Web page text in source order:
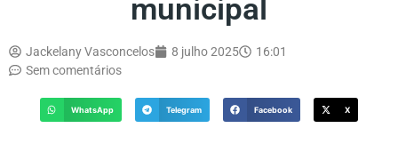
municipal
Jackelany Vasconcelos 8 julho 2025
16:01
Sem comentários
WhatsApp Telegram Facebook X